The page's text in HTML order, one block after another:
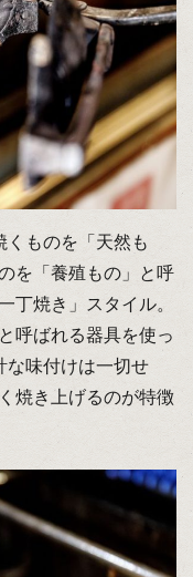
くものを「天然も
を「養殖もの」と呼
丁焼き」スタイル。
呼ばれる器具を使っ
な味付けは一切せ
焼き上げるのが特徴